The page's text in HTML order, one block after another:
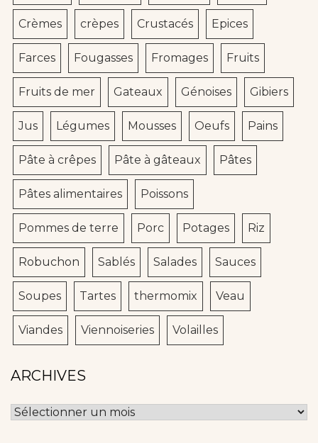
Crèmes crèpes Crustacés Epices
Farces Fougasses Fromages Fruits
Fruits de mer Gateaux Génoises Gibiers
Jus Légumes Mousses Oeufs Pains
Pâte à crêpes Pâte à gâteaux Pâtes
Pâtes alimentaires Poissons
Pommes de terre Porc Potages Riz
Robuchon Sablés Salades Sauces
Soupes Tartes thermomix Veau
Viandes Viennoiseries Volailles
ARCHIVES
Archives